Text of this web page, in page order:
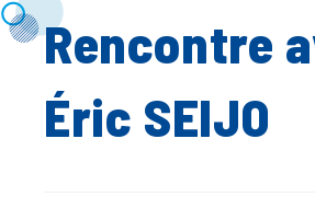
Rencontre
Éric SEIJO